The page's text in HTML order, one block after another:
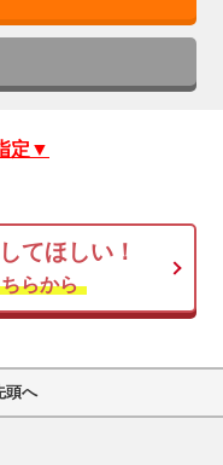
定▼
てほしい！
らから
頭へ